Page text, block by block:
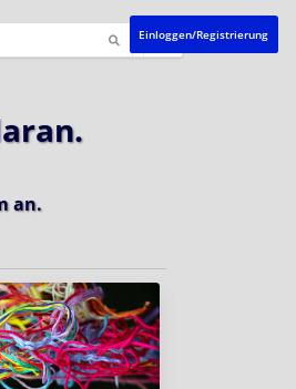
Einloggen/Registrierung
an.